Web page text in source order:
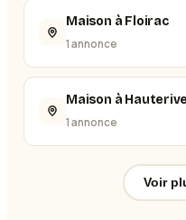
Maison à Floirac
1 annonce
Maison à Hauterive
1 annonce
Voir